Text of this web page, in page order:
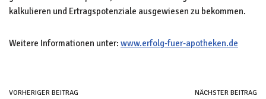
kalkulieren und Ertragspotenziale ausgewiesen zu bekommen.
Weitere Informationen unter: www.erfolg-fuer-apotheken.de
VORHERIGER BEITRAG NÄCHSTER BEITRAG